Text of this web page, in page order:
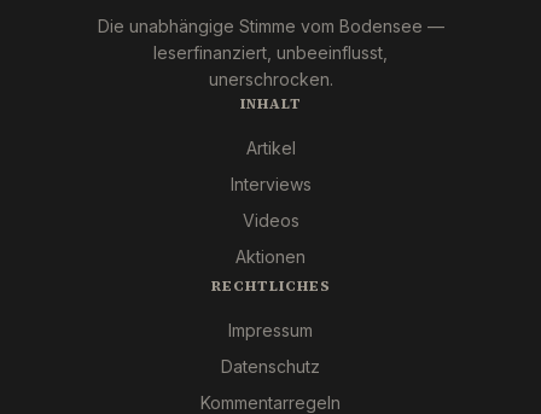
Die unabhängige Stimme vom Bodensee —
leserfinanziert, unbeeinflusst,
unerschrocken.
INHALT
Artikel
Interviews
Videos
Aktionen
RECHTLICHES
Impressum
Datenschutz
Kommentarregeln